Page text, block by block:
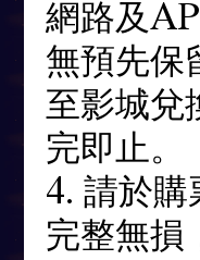
網路及
無預先保
至影城兌
完即止。
4. 請於
完整無損